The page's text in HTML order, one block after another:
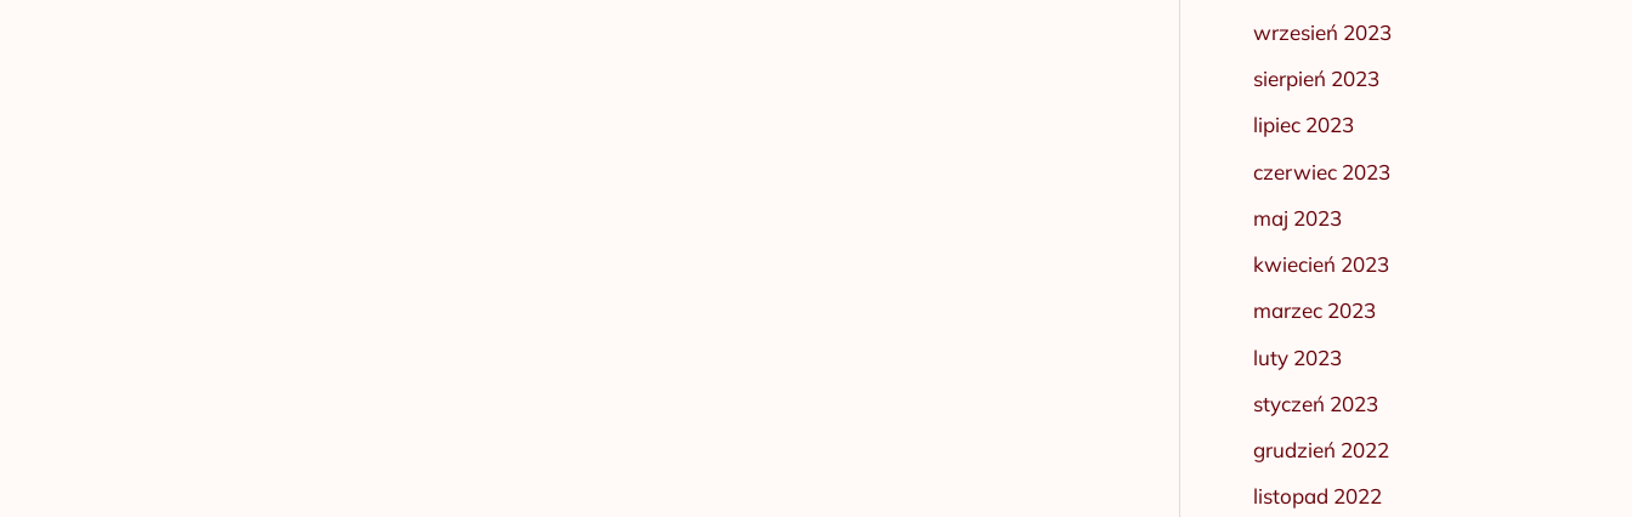
wrzesień 2023
sierpień 2023
lipiec 2023
czerwiec 2023
maj 2023
kwiecień 2023
marzec 2023
luty 2023
styczeń 2023
grudzień 2022
listopad 2022